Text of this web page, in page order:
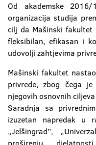
Od akademske
organizacija studija
cilj da Mašinski fakultet
fleksibilan, efikasan i
udovolji zahtjevima
Mašinski fakultet
privrede, zbog čega
njegovih osnovnih
Saradnja sa
izuzetan napredak u
„Jelšingrad”,